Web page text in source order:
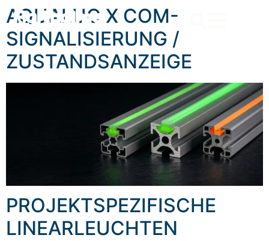
content
AQUALUC X COM-
SIGNALISIERUNG /
ZUSTANDSANZEIGE
PROJEKTSPEZIFISCHE
LINEARLEUCHTEN